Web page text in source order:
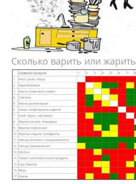
Сколько варить или жарить